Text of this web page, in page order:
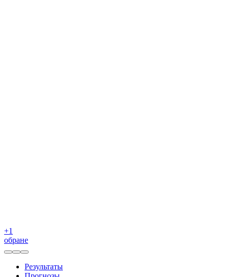
+1
обране
Результаты